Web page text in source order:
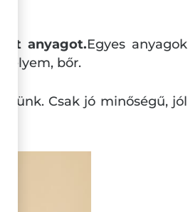
anyagot.Egyes anyagok
bőr.
Csak jó minőségű, jól